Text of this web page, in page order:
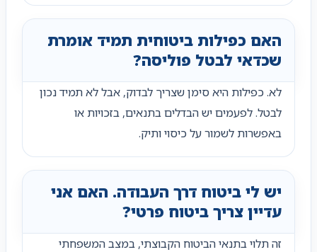
האם כפילות ביטוחית תמיד אומרת
שכדאי לבטל פוליסה?
לא. כפילות היא סימן שצריך לבדוק, אבל לא תמיד נכון
לבטל. לפעמים יש הבדלים בתנאים, בזכויות או
באפשרות לשמור על כיסוי ותיק.
יש לי ביטוח דרך העבודה. האם אני
עדיין צריך ביטוח פרטי?
זה תלוי בתנאי הביטוח הקבוצתי, במצב המשפחתי